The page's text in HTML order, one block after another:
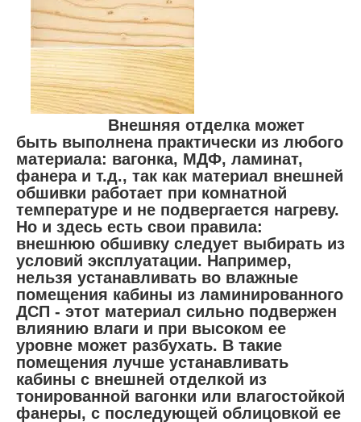
Внешняя отделка может
быть выполнена практически из любого
материала: вагонка, МДФ, ламинат,
фанера и т.д., так как материал внешней
обшивки работает при комнатной
температуре и не подвергается нагреву.
Но и здесь есть свои правила:
внешнюю обшивку следует выбирать из
условий эксплуатации. Например,
нельзя устанавливать во влажные
помещения кабины из ламинированного
ДСП - этот материал сильно подвержен
влиянию влаги и при высоком ее
уровне может разбухать. В такие
помещения лучше устанавливать
кабины с внешней отделкой из
тонированной вагонки или влагостойкой
фанеры, с последующей облицовкой ее